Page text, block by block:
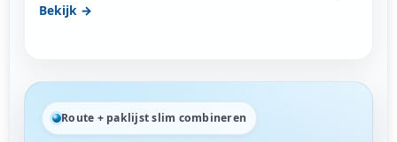
Bekijk →
Route + paklijst slim combineren